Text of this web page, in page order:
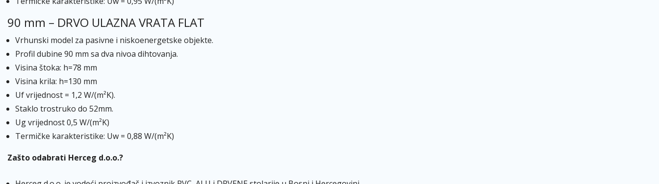
90 mm – DRVO ULAZNA VRATA FLAT
Vrhunski model za pasivne i niskoenergetske objekte.
Profil dubine 90 mm sa dva nivoa dihtovanja.
Visina štoka: h=78 mm
Visina krila: h=130 mm
Uf vrijednost = 1,2 W/(m²K).
Staklo trostruko do 52mm.
Ug vrijednost 0,5 W/(m²K)
Termičke karakteristike: Uw = 0,88 W/(m²K)
Zašto odabrati Herceg d.o.o.?